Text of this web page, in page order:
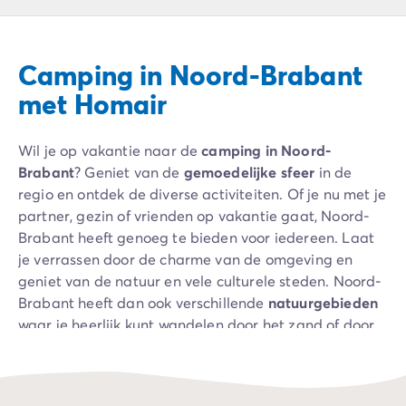
Camping Annecy
Camping Italië
Camping Emilia Romagna
Camping Rome
Camping Lombardije
Camping Gardameer
Camping Peschiera Del Garda
Camping Lago Maggiore
Camping Puglia
Camping Sardinië
Camping Toscane
Camping Florence
Camping Venetië
Camping in Noord-Brabant
met Homair
Wil je op vakantie naar decamping in Noord-
Brabant? Geniet van de gemoedelijke sfeer in de
regio en ontdek de diverse activiteiten. Of je nu met je
partner, gezin of vrienden op vakantie gaat, Noord-
Brabant heeft genoeg te bieden voor iedereen. Laat
je verrassen door de charme van de omgeving en
geniet van de natuur en vele culturele steden. Noord-
Brabant heeft dan ook verschillende natuurgebieden
waar je heerlijk kunt wandelen door het zand of door
natuurlijke schoonheid.